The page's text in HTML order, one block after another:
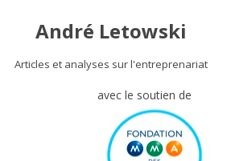
André Letowski
Articles et analyses sur l'entreprenariat
avec le soutien de
Aller au contenu principal